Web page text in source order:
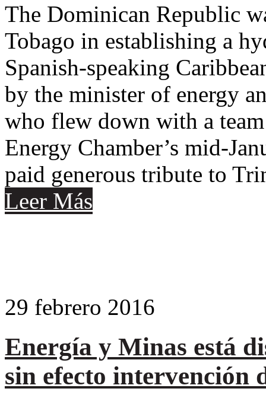
The Dominican Republic
Tobago in establishing a
Spanish-speaking
by the minister of energy
who flew down with a
Energy Chamber’s mid-
paid generous tribute to
Leer Más
29 febrero 2016
Energía y Minas está
sin efecto intervención